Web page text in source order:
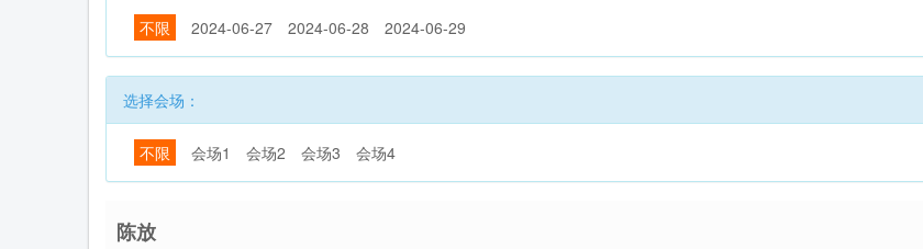
不限 2024-06-27 2024-06-28 2024-06-29
选择会场：
不限 会场1 会场2 会场3 会场4
陈放